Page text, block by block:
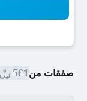
صفقات من561 ﷼